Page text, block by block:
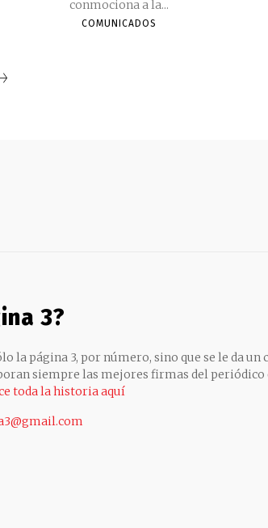
conmociona a la...
COMUNICADOS
3?
la página 3, por número, sino que se le da un
siempre las mejores firmas del periódico
toda la historia aquí